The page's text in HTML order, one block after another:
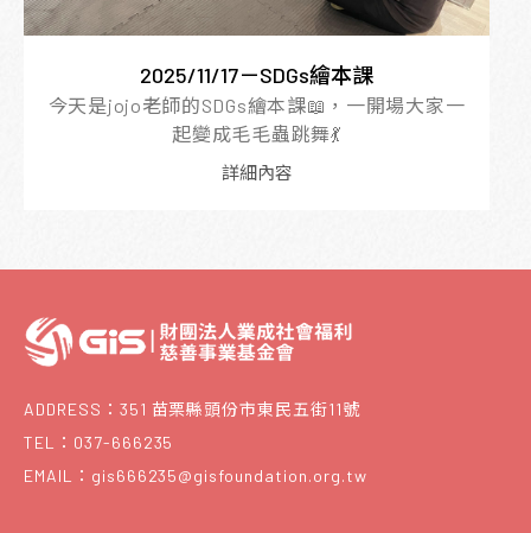
2025/11/17－SDGs繪本課
今天是jojo老師的SDGs繪本課📖，一開場大家一
起變成毛毛蟲跳舞💃
詳細內容
ADDRESS：351 苗栗縣頭份市東民五街11號
TEL：037-666235
EMAIL：gis666235@gisfoundation.org.tw